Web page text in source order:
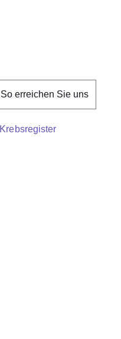
So erreichen Sie uns
Krebsregister